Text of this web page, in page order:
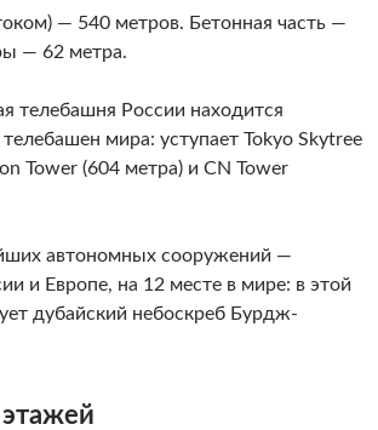
— 540 метров. Бетонная часть —
— 62 метра.
телебашня России находится
мира: уступает Tokyo Skytree
Tower (604 метра) и CN Tower
автономных сооружений —
и Европе, на 12 месте в мире: в этой
дубайский небоскреб Бурдж-